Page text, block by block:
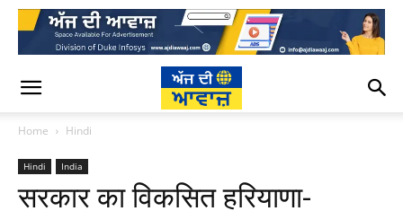
Home Hindi
Hindi India
सरकार का विकसित हरियाणा-